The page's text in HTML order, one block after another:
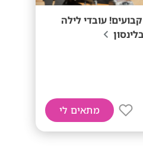
עובדי לילה
מתאים לי